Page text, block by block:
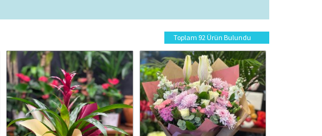
Toplam 92 Ürün Bulundu